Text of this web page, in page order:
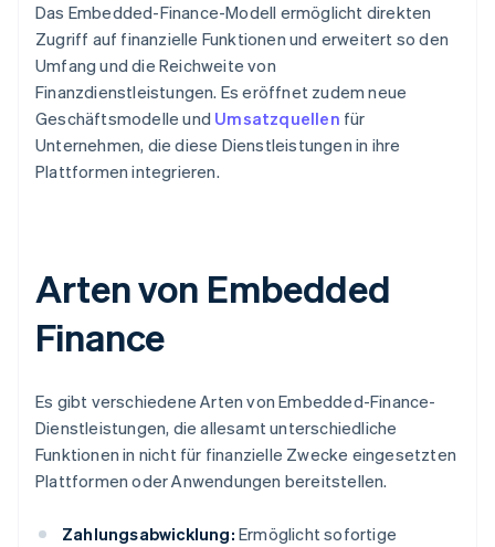
Das Embedded-Finance-Modell ermöglicht direkten
Zugriff auf finanzielle Funktionen und erweitert so den
Umfang und die Reichweite von
Finanzdienstleistungen. Es eröffnet zudem neue
Geschäftsmodelle und Umsatzquellen für
Unternehmen, die diese Dienstleistungen in ihre
Plattformen integrieren.
Arten von Embedded
Finance
Es gibt verschiedene Arten von Embedded-Finance-
Dienstleistungen, die allesamt unterschiedliche
Funktionen in nicht für finanzielle Zwecke eingesetzten
Plattformen oder Anwendungen bereitstellen.
Zahlungsabwicklung: Ermöglicht sofortige